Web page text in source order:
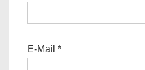
E-Mail *